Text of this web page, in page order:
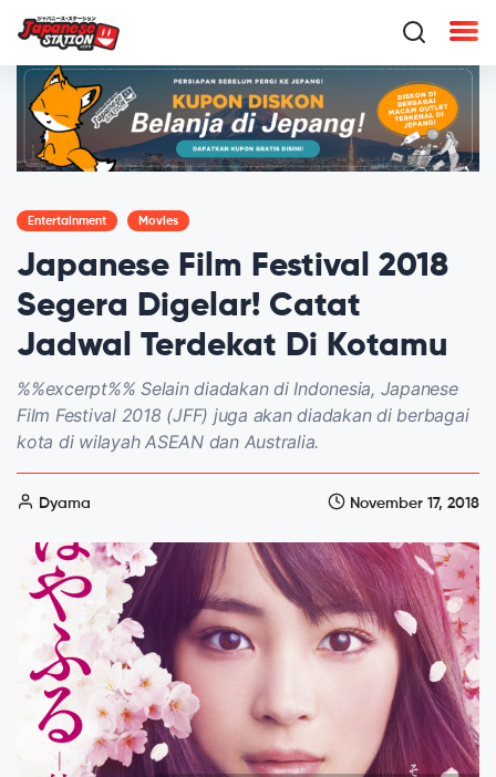
Entertainment Movies
Japanese Film Festival 2018
Segera Digelar! Catat
Jadwal Terdekat Di Kotamu
%%excerpt%% Selain diadakan di Indonesia, Japanese
Film Festival 2018 (JFF) juga akan diadakan di berbagai
kota di wilayah ASEAN dan Australia.
Dyama November 17, 2018